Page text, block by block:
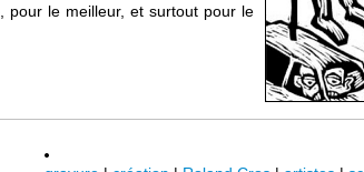
pour le meilleur, et surtout pour le